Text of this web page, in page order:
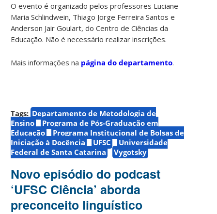
O evento é organizado pelos professores Luciane
Maria Schlindwein, Thiago Jorge Ferreira Santos e
Anderson Jair Goulart, do Centro de Ciências da
Educação. Não é necessário realizar inscrições.
Mais informações na página do departamento.
Tags: Departamento de Metodologia de
Ensino
Programa de Pós-Graduação em
Educação
Programa Institucional de Bolsas de
Iniciação à Docência
UFSC
Universidade
Federal de Santa Catarina
Vygotsky
Novo episódio do podcast
‘UFSC Ciência’ aborda
preconceito linguístico